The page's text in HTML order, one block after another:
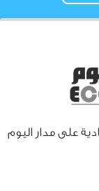
على مدار اليوم